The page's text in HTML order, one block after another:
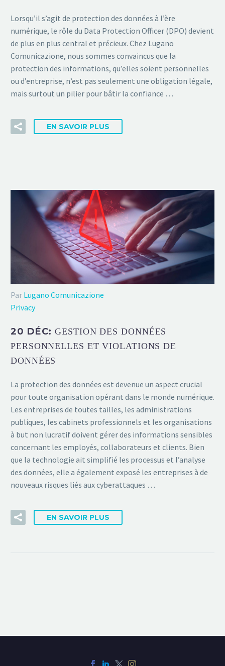
Lorsqu’il s’agit de protection des données à l’ère
numérique, le rôle du Data Protection Officer (DPO) devient
de plus en plus central et précieux. Chez Lugano
Comunicazione, nous sommes convaincus que la
protection des informations, qu’elles soient personnelles
ou d’entreprise, n’est pas seulement une obligation légale,
mais surtout un pilier pour bâtir la confiance …
EN SAVOIR PLUS
Par Lugano Comunicazione
Privacy
20 DÉC:GESTION DES DONNÉES
PERSONNELLES ET VIOLATIONS DE
DONNÉES
La protection des données est devenue un aspect crucial
pour toute organisation opérant dans le monde numérique.
Les entreprises de toutes tailles, les administrations
publiques, les cabinets professionnels et les organisations
à but non lucratif doivent gérer des informations sensibles
concernant les employés, collaborateurs et clients. Bien
que la technologie ait simplifié les processus et l’analyse
des données, elle a également exposé les entreprises à de
nouveaux risques liés aux cyberattaques …
EN SAVOIR PLUS